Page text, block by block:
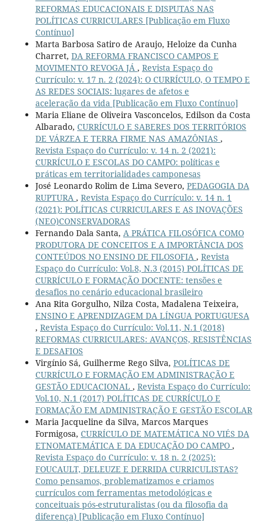
REFORMAS EDUCACIONAIS E DISPUTAS NAS
POLÍTICAS CURRICULARES [Publicação em Fluxo
Contínuo]
Marta Barbosa Satiro de Araujo, Heloize da Cunha
Charret, DA REFORMA FRANCISCO CAMPOS E
MOVIMENTO REVOGA JÁ , Revista Espaço do
Currículo: v. 17 n. 2 (2024): O CURRÍCULO, O TEMPO E
AS REDES SOCIAIS: lugares de afetos e
aceleração da vida [Publicação em Fluxo Contínuo]
Maria Eliane de Oliveira Vasconcelos, Edilson da Costa
Albarado, CURRÍCULO E SABERES DOS TERRITÓRIOS
DE VÁRZEA E TERRA FIRME NAS AMAZÔNIAS ,
Revista Espaço do Currículo: v. 14 n. 2 (2021):
CURRÍCULO E ESCOLAS DO CAMPO: políticas e
práticas em territorialidades camponesas
José Leonardo Rolim de Lima Severo, PEDAGOGIA DA
RUPTURA , Revista Espaço do Currículo: v. 14 n. 1
(2021): POLÍTICAS CURRICULARES E AS INOVAÇÕES
(NEO)CONSERVADORAS
Fernando Dala Santa, A PRÁTICA FILOSÓFICA COMO
PRODUTORA DE CONCEITOS E A IMPORTÂNCIA DOS
CONTEÚDOS NO ENSINO DE FILOSOFIA , Revista
Espaço do Currículo: Vol.8, N.3 (2015) POLÍTICAS DE
CURRÍCULO E FORMAÇÃO DOCENTE: tensões e
desafios no cenário educacional brasileiro
Ana Rita Gorgulho, Nilza Costa, Madalena Teixeira,
ENSINO E APRENDIZAGEM DA LÍNGUA PORTUGUESA
, Revista Espaço do Currículo: Vol.11, N.1 (2018)
REFORMAS CURRICULARES: AVANÇOS, RESISTÊNCIAS
E DESAFIOS
Virgínio Sá, Guilherme Rego Silva, POLÍTICAS DE
CURRÍCULO E FORMAÇÃO EM ADMINISTRAÇÃO E
GESTÃO EDUCACIONAL , Revista Espaço do Currículo:
Vol.10, N.1 (2017) POLÍTICAS DE CURRÍCULO E
FORMAÇÃO EM ADMINISTRAÇÃO E GESTÃO ESCOLAR
Maria Jacqueline da Silva, Marcos Marques
Formigosa, CURRÍCULO DE MATEMÁTICA NO VIÉS DA
ETNOMATEMÁTICA E DA EDUCAÇÃO DO CAMPO ,
Revista Espaço do Currículo: v. 18 n. 2 (2025):
FOUCAULT, DELEUZE E DERRIDA CURRICULISTAS?
Como pensamos, problematizamos e criamos
currículos com ferramentas metodológicas e
conceituais pós-estruturalistas (ou da filosofia da
diferença) [Publicação em Fluxo Contínuo]